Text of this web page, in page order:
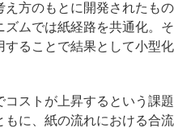
方のもとに開発されたもの
ムでは紙経路を共通化。そ
ることで結果として小型化
ストが上昇するという課題
もに、紙の流れにおける合流